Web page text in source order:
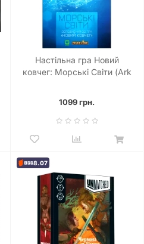
Настільна гра Новий
ковчег: Морські Світи (Ark
1099 грн.
8.07